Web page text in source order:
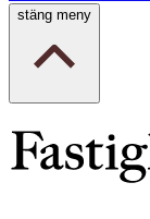
stäng meny